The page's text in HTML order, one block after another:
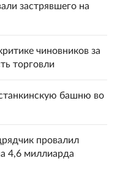
застрявшего на
чиновников за
торговли
башню во
провалил
4,6 миллиарда